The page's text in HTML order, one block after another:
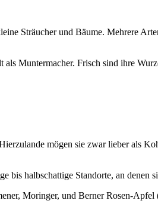
Sträucher und Bäume. Mehrere
als Muntermacher. Frisch sind ihre
mögen sie zwar lieber als
bis halbschattige Standorte, an
Moringer, und Berner Rosen-Apfel